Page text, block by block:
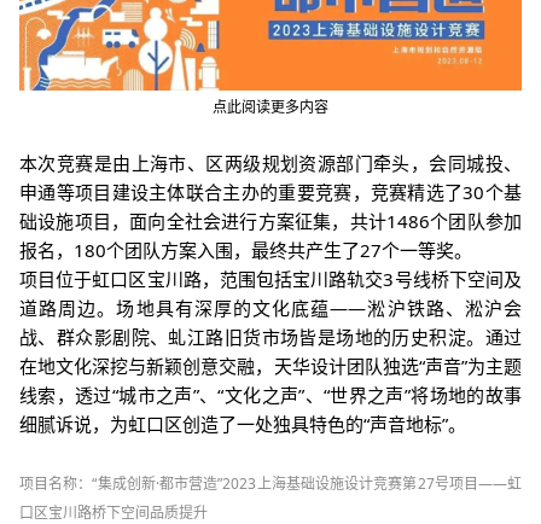
点此阅读更多内容
本次竞赛是由上海市、区两级规划资源部门牵头，会同城投、
申通等项目建设主体联合主办的重要竞赛，竞赛精选了30个基
础设施项目，面向全社会进行方案征集，共计1486个团队参加
报名，180个团队方案入围，最终共产生了27个一等奖。
项目位于虹口区宝川路，范围包括宝川路轨交3号线桥下空间及
道路周边。场地具有深厚的文化底蕴——淞沪铁路、淞沪会
战、群众影剧院、虬江路旧货市场皆是场地的历史积淀。 通过
在地文化深挖与新颖创意交融，天华设计团队独选“声音”为主题
线索，透过“城市之声”、“文化之声”、“世界之声”将场地的故事
细腻诉说，为虹口区创造了一处独具特色的“声音地标”。
项目名称：“集成创新·都市营造”2023上海基础设施设计竞赛第27号项目——虹
口区宝川路桥下空间品质提升